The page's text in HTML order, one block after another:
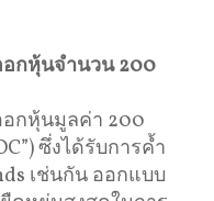
อกหุ้นจำนวน 200
อกหุ้นมูลค่า 200
ซึ่งได้รับการค้ำ
เช่นกัน ออกแบบ